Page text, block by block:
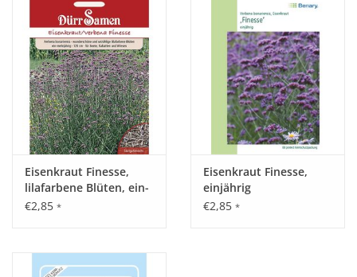
Eisenkraut Finesse,
lilafarbene Blüten, ein-
mehrjährig, 120cm
€2,85 *
Eisenkraut Finesse,
einjährig
€2,85 *